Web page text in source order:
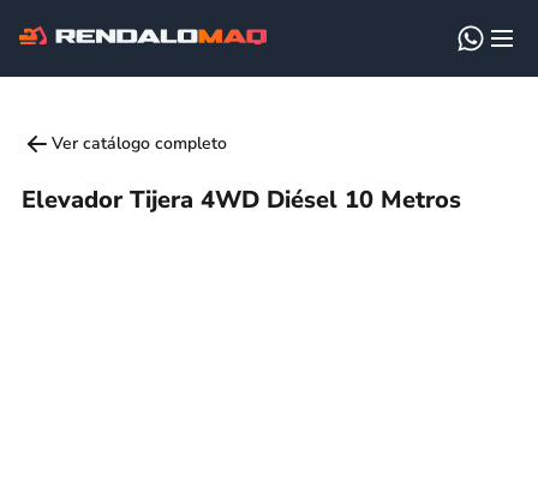
Ver catálogo completo
Elevador Tijera 4WD Diésel 10 Metros